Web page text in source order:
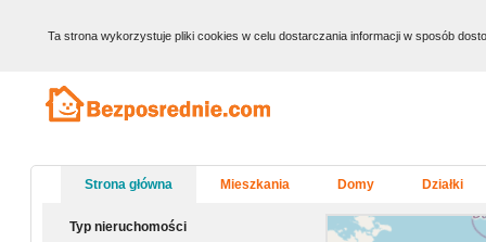
Ta strona wykorzystuje pliki cookies w celu dostarczania informacji w sposób
Strona główna Mieszkania Domy Działki
Typ nieruchomości